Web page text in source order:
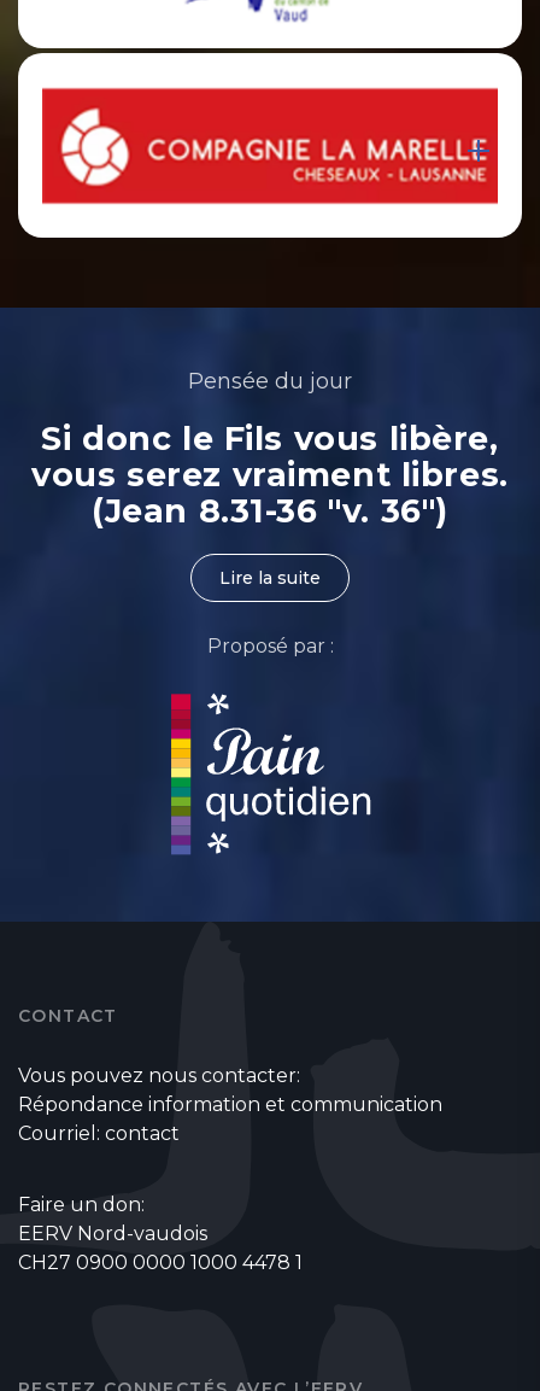
Pensée du jour
Si donc le Fils vous libère,
vous serez vraiment libres.
(Jean 8.31-36 "v. 36")
Lire la suite
Proposé par :
CONTACT
Vous pouvez nous contacter:
Répondance information et communication
Courriel: contact
Faire un don:
EERV Nord-vaudois
CH27 0900 0000 1000 4478 1